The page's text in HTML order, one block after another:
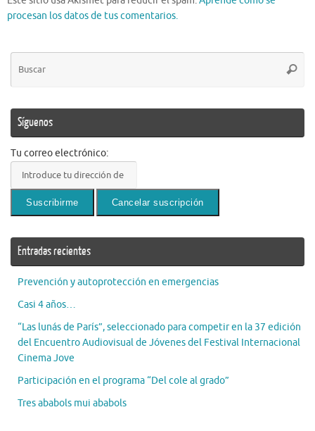
procesan los datos de tus comentarios.
Síguenos
Tu correo electrónico:
Entradas recientes
Prevención y autoprotección en emergencias
Casi 4 años…
“Las lunás de París”, seleccionado para competir en la 37 edición
del Encuentro Audiovisual de Jóvenes del Festival Internacional
Cinema Jove
Participación en el programa “Del cole al grado”
Tres ababols mui ababols